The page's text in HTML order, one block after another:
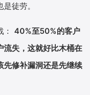
徒劳。
： 40%至50%的客户
流失，这就好比木桶在
先修补漏洞还是先继续